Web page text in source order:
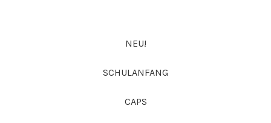
NEU!
SCHULANFANG
CAPS